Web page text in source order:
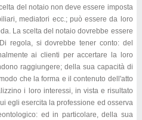
del notaio non deve essere imposta
mediatori ecc.; può essere da loro
La scelta del notaio dovrebbe essere
regola, si dovrebbe tener conto: del
ai clienti per accertare la loro
raggiungere; della sua capacità di
che la forma e il contenuto dell'atto
i loro interessi, in vista e risultato
egli esercita la professione ed osserva
ed in particolare, della sua